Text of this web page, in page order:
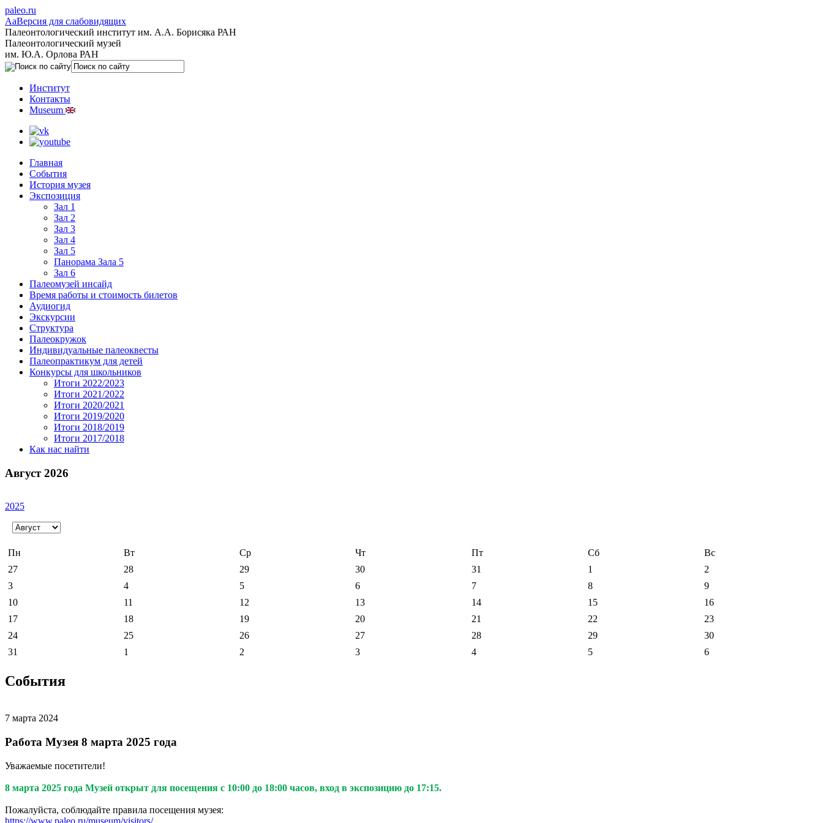
paleo.ru
AaВерсия для слабовидящих
Палеонтологический институт им. А.А. Борисяка РАН
Палеонтологический музей
им. Ю.А. Орлова РАН
Институт
Контакты
Museum
Главная
События
История музея
Экспозиция
Зал 1
Зал 2
Зал 3
Зал 4
Зал 5
Панорама Зала 5
Зал 6
Палеомузей инсайд
Время работы и стоимость билетов
Аудиогид
Экскурсии
Структура
Палеокружок
Индивидуальные палеоквесты
Палеопрактикум для детей
Конкурсы для школьников
Итоги 2022/2023
Итоги 2021/2022
Итоги 2020/2021
Итоги 2019/2020
Итоги 2018/2019
Итоги 2017/2018
Как нас найти
Август 2026
2025
Пн Вт Ср Чт Пт Сб
Вс
27
28 29 30 31 1
2
3
4 5 6 7 8
9
10
11 12 13 14 15
16
17
18 19 20 21 22
23
24
25 26 27 28 29
30
31
1 2 3 4 5 6
События
7 марта 2024
Работа Музея 8 марта 2025 года
Уважаемые посетители!
8 марта 2025 года Музей открыт для посещения с 10:00 до 18:00 часов, вход в экспозицию до 17:15.
Пожалуйста, соблюдайте правила посещения музея:
https://www.paleo.ru/museum/visitors/